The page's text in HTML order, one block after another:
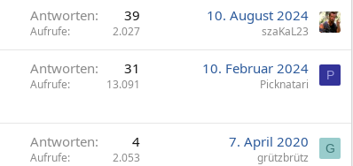
Antworten 39
Aufrufe 2.027
10. August 2024
szaKaL23
Antworten 31
Aufrufe 13.091
10. Februar 2024
Picknatari
P
Antworten 4
Aufrufe 2.053
7. April 2020
grützbrütz
G